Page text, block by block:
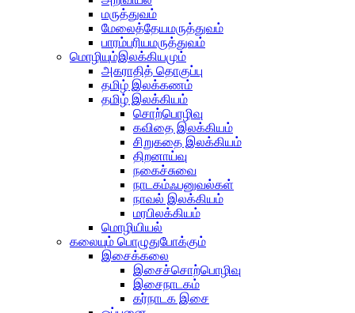
மருத்துவம்
மேலைத்தேயமருத்துவம்
பாரம்பரியமருத்துவம்
மொழியும்இலக்கியமும்
அகராதித் தொகுப்பு
தமிழ் இலக்கணம்
தமிழ் இலக்கியம்
சொற்பொழிவு
கவிதை இலக்கியம்
சிறுகதை இலக்கியம்
திறனாய்வு
நகைச்சுவை
நாடகம்ஃபனுவல்கள்
நாவல் இலக்கியம்
மரபிலக்கியம்
மொழியியல்
கலையும் பொழுதுபோக்கும்
இசைக்கலை
இசைச்சொற்பொழிவு
இசைநாடகம்
கர்நாடக இசை